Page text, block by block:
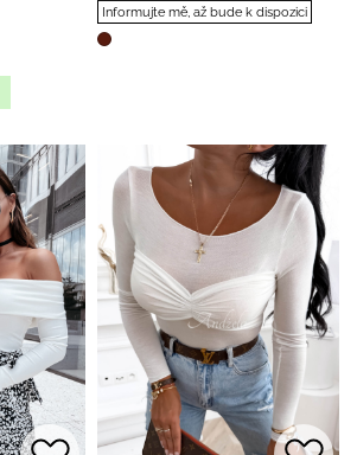
Informujte mě, až bude k dispozici